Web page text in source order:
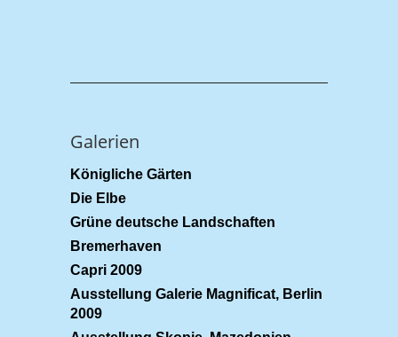
Galerien
Königliche Gärten
Die Elbe
Grüne deutsche Landschaften
Bremerhaven
Capri 2009
Ausstellung Galerie Magnificat, Berlin
2009